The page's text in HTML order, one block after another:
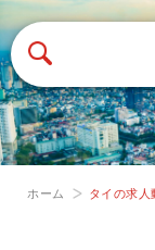
ホーム タイの求人